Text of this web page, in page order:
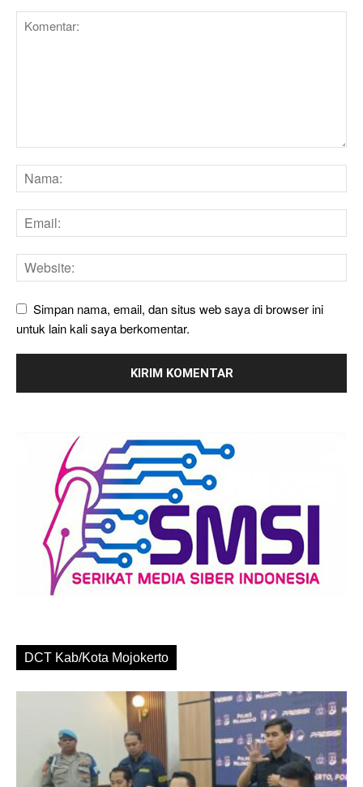
Simpan nama, email, dan situs web saya di browser ini
untuk lain kali saya berkomentar.
DCT Kab/Kota Mojokerto